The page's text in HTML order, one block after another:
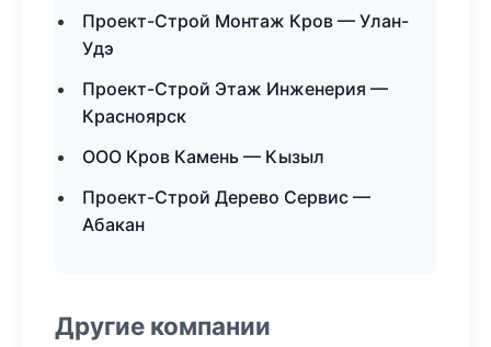
Проект-Строй Монтаж Кров — Улан-
Удэ
Проект-Строй Этаж Инженерия —
Красноярск
ООО Кров Камень — Кызыл
Проект-Строй Дерево Сервис —
Абакан
Другие компании